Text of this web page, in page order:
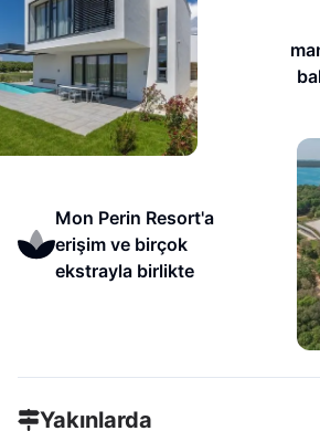
Mon Perin Resort'a
erişim ve birçok
ekstrayla birlikte
Yakınlarda